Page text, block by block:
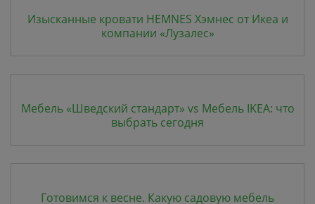
Изысканные кровати HEMNES Хэмнес от Икеа и
компании «Лузалес»
Мебель «Шведский стандарт» vs Мебель IKEA: что
выбрать сегодня
Готовимся к весне. Какую садовую мебель